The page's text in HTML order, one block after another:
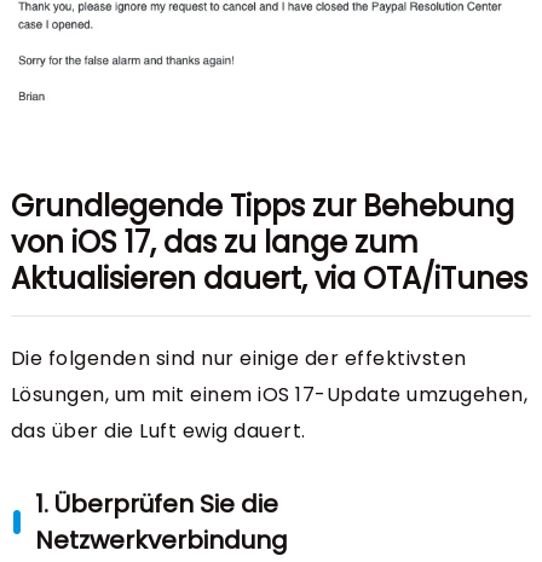
Grundlegende Tipps zur Behebung
von iOS 17, das zu lange zum
Aktualisieren dauert, via OTA/iTunes
Die folgenden sind nur einige der effektivsten
Lösungen, um mit einem iOS 17-Update umzugehen,
das über die Luft ewig dauert.
1. Überprüfen Sie die
Netzwerkverbindung